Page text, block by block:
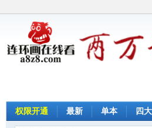
权限开通 最新 单本 四